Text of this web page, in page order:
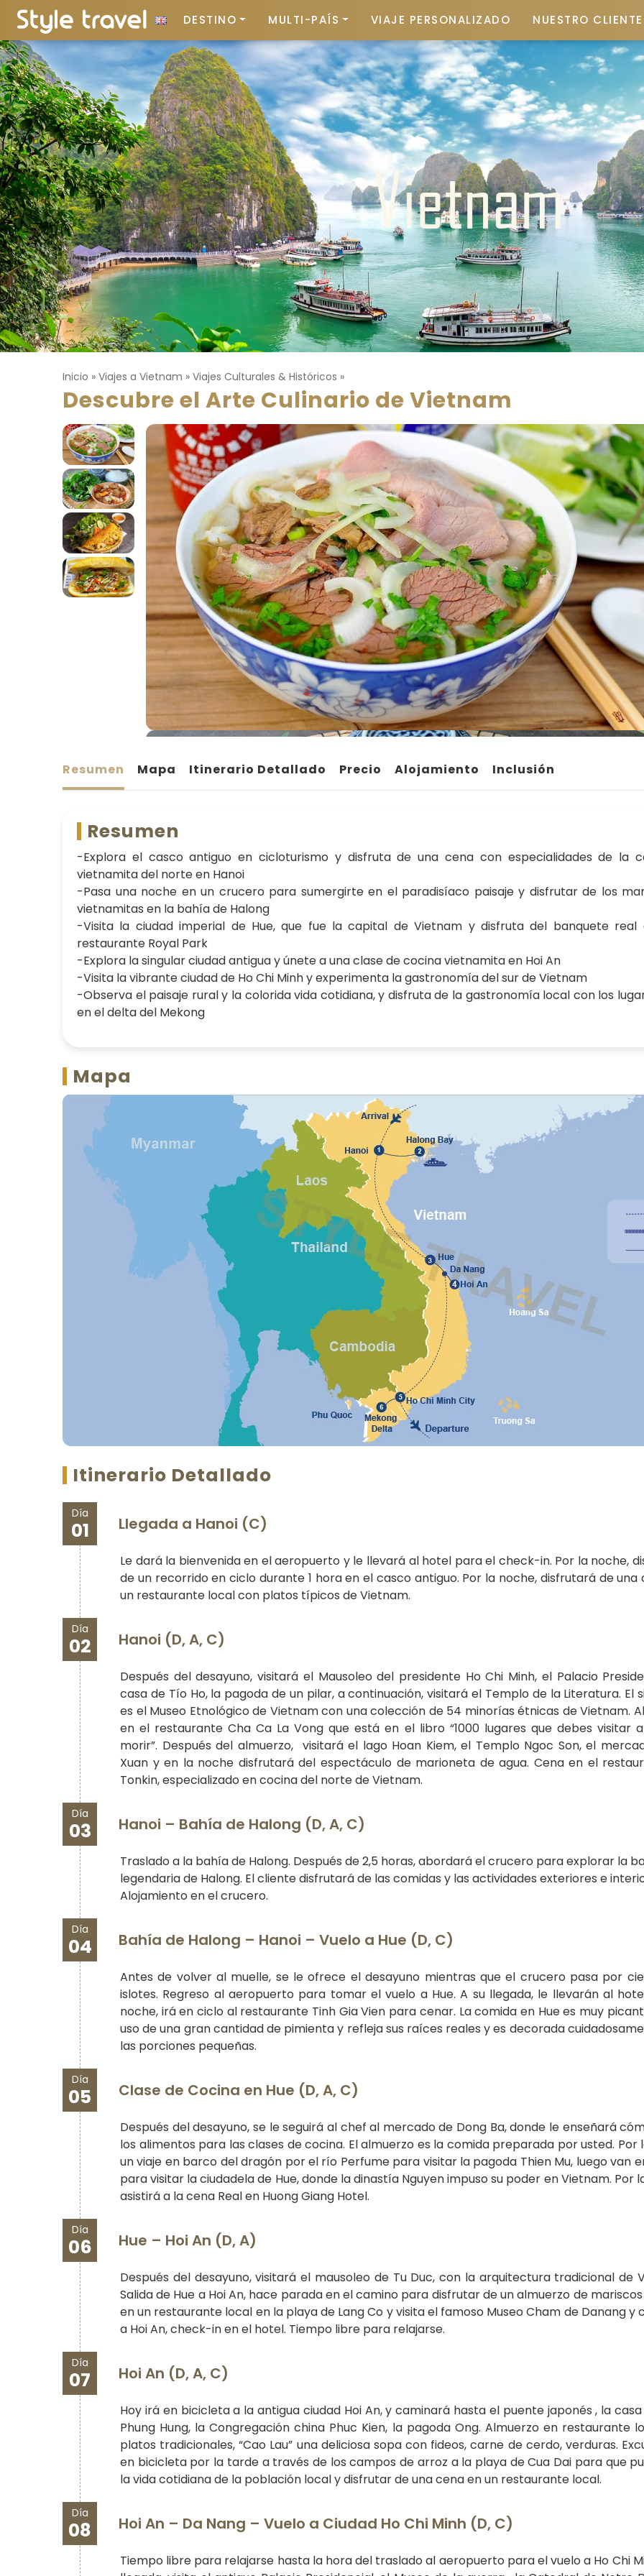
DESTINO MULTI-PAÍS VIAJE PERSONALIZADO NUESTRO
Inicio » Viajes a Vietnam » Viajes Culturales & Históricos »
Descubre el Arte Culinario de Vietnam
Resumen Mapa Itinerario Detallado Precio Alojamiento Inclusión
Resumen
-Explora el casco antiguo en cicloturismo y disfruta de una cena con especialidades de la
vietnamita del norte en Hanoi
-Pasa una noche en un crucero para sumergirte en el paradisíaco paisaje y disfrutar de los
vietnamitas en la bahía de Halong
-Visita la ciudad imperial de Hue, que fue la capital de Vietnam y disfruta del banquete real
restaurante Royal Park
-Explora la singular ciudad antigua y únete a una clase de cocina vietnamita en Hoi An
-Visita la vibrante ciudad de Ho Chi Minh y experimenta la gastronomía del sur de Vietnam
-Observa el paisaje rural y la colorida vida cotidiana, y disfruta de la gastronomía local con los
en el delta del Mekong
Mapa
Itinerario Detallado
Día
01 Llegada a Hanoi (C)
Le dará la bienvenida en el aeropuerto y le llevará al hotel para el check-in. Por la noche,
de un recorrido en ciclo durante 1 hora en el casco antiguo. Por la noche, disfrutará de una
un restaurante local con platos típicos de Vietnam.
Día
02 Hanoi (D, A, C)
Después del desayuno, visitará el Mausoleo del presidente Ho Chi Minh, el Palacio
casa de Tío Ho, la pagoda de un pilar, a continuación, visitará el Templo de la Literatura. El
es el Museo Etnológico de Vietnam con una colección de 54 minorías étnicas de Vietnam.
en el restaurante Cha Ca La Vong que está en el libro “1000 lugares que debes visitar
morir”. Después del almuerzo, visitará el lago Hoan Kiem, el Templo Ngoc Son, el
Xuan y en la noche disfrutará del espectáculo de marioneta de agua. Cena en el
Tonkin, especializado en cocina del norte de Vietnam.
Día
03 Hanoi – Bahía de Halong (D, A, C)
Traslado a la bahía de Halong. Después de 2,5 horas, abordará el crucero para explorar la
legendaria de Halong. El cliente disfrutará de las comidas y las actividades exteriores e
Alojamiento en el crucero.
Día
04 Bahía de Halong – Hanoi – Vuelo a Hue (D, C)
Antes de volver al muelle, se le ofrece el desayuno mientras que el crucero pasa por
islotes. Regreso al aeropuerto para tomar el vuelo a Hue. A su llegada, le llevarán al
noche, irá en ciclo al restaurante Tinh Gia Vien para cenar. La comida en Hue es muy
uso de una gran cantidad de pimienta y refleja sus raíces reales y es decorada
las porciones pequeñas.
Día
05 Clase de Cocina en Hue (D, A, C)
Después del desayuno, se le seguirá al chef al mercado de Dong Ba, donde le enseñará
los alimentos para las clases de cocina. El almuerzo es la comida preparada por usted. Por
un viaje en barco del dragón por el río Perfume para visitar la pagoda Thien Mu, luego van
para visitar la ciudadela de Hue, donde la dinastía Nguyen impuso su poder en Vietnam. Por
asistirá a la cena Real en Huong Giang Hotel.
Día
06 Hue – Hoi An (D, A)
Después del desayuno, visitará el mausoleo de Tu Duc, con la arquitectura tradicional de
Salida de Hue a Hoi An, hace parada en el camino para disfrutar de un almuerzo de
en un restaurante local en la playa de Lang Co y visita el famoso Museo Cham de Danang y
a Hoi An, check-in en el hotel. Tiempo libre para relajarse.
Día
07 Hoi An (D, A, C)
Hoy irá en bicicleta a la antigua ciudad Hoi An, y caminará hasta el puente japonés , la
Phung Hung, la Congregación china Phuc Kien, la pagoda Ong. Almuerzo en restaurante
platos tradicionales, “Cao Lau” una deliciosa sopa con fideos, carne de cerdo, verduras.
en bicicleta por la tarde a través de los campos de arroz a la playa de Cua Dai para que
la vida cotidiana de la población local y disfrutar de una cena en un restaurante local.
Día
08 Hoi An – Da Nang – Vuelo a Ciudad Ho Chi Minh (D, C)
Tiempo libre para relajarse hasta la hora del traslado al aeropuerto para el vuelo a Ho Chi